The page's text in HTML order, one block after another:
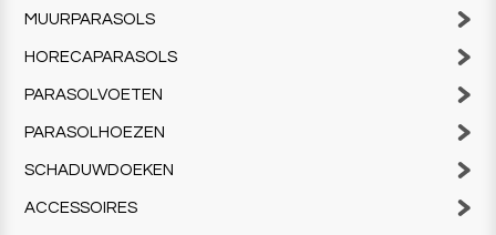
MUURPARASOLS
HORECAPARASOLS
PARASOLVOETEN
PARASOLHOEZEN
SCHADUWDOEKEN
ACCESSOIRES